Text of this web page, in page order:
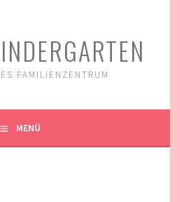
FAMILIENZENTRUM
MENÜ